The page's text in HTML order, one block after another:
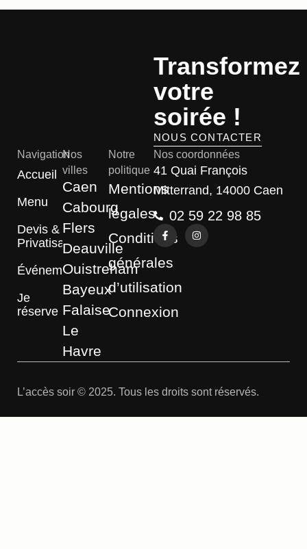
Transformez
votre
soirée !
NOUS CONTACTER
Navigation
Accueil
Menu
Devis &
Privatisation
Événements
Je
réserve
Nos
villes
Caen
Cabourg
Flers
Deauville
Ouistreham
Bayeux
Falaise
Le
Havre
Notre
politique
Mentions
légales
Conditions
générales
d’utilisation
Connexion
Nos coordonnées
41 Quai François
Mitterrand, 14000 Caen
02 59 22 98 85
L’accès soir © 2025. Tous les droits sont réservés.